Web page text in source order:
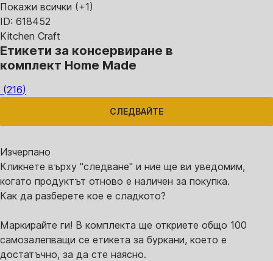
Покажи всички (+1)
ID: 618452
Kitchen Craft
Етикети за консервиране в
комплект Home Made
(216)
СЛЕДВАЙТЕ
Изчерпанo
Кликнете върху "следване" и ние ще ви уведомим,
когато продуктът отново е наличен за покупка.
Как да разберете кое е сладкото?
Маркирайте ги! В комплекта ще откриете общо 100
самозалепващи се етикета за буркани, което е
достатъчно, за да сте наясно.